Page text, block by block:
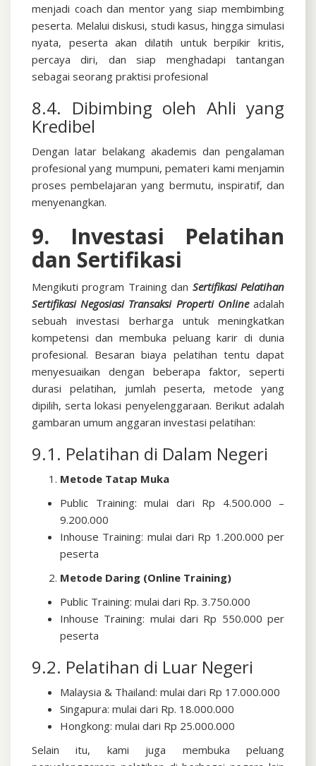
menjadi coach dan mentor yang siap membimbing
peserta. Melalui diskusi, studi kasus, hingga simulasi
nyata, peserta akan dilatih untuk berpikir kritis,
percaya diri, dan siap menghadapi tantangan
sebagai seorang praktisi profesional
8.4. Dibimbing oleh Ahli yang
Kredibel
Dengan latar belakang akademis dan pengalaman
profesional yang mumpuni, pemateri kami menjamin
proses pembelajaran yang bermutu, inspiratif, dan
menyenangkan.
9. Investasi Pelatihan
dan Sertifikasi
Mengikuti program Training dan SertifikasiPelatihan
Sertifikasi Negosiasi Transaksi Properti Online adalah
sebuah investasi berharga untuk meningkatkan
kompetensi dan membuka peluang karir di dunia
profesional. Besaran biaya pelatihan tentu dapat
menyesuaikan dengan beberapa faktor, seperti
durasi pelatihan, jumlah peserta, metode yang
dipilih, serta lokasi penyelenggaraan. Berikut adalah
gambaran umum anggaran investasi pelatihan:
9.1. Pelatihan di Dalam Negeri
Metode Tatap Muka
Public Training: mulai dari Rp 4.500.000 –
9.200.000
Inhouse Training: mulai dari Rp 1.200.000 per
peserta
Metode Daring (Online Training)
Public Training: mulai dari Rp. 3.750.000
Inhouse Training: mulai dari Rp 550.000 per
peserta
9.2. Pelatihan di Luar Negeri
Malaysia & Thailand: mulai dari Rp 17.000.000
Singapura: mulai dari Rp. 18.000.000
Hongkong: mulai dari Rp 25.000.000
Selain itu, kami juga membuka peluang